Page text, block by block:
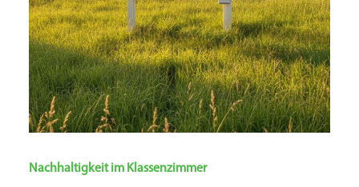
Nachhaltigkeit im Klassenzimmer